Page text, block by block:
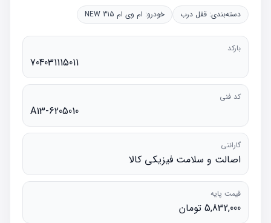
دسته‌بندی: قفل درب خودرو: ام وی ام 315 NEW
بارکد
704031115011
کد فنی
A13-6205010
گارانتی
اصالت و سلامت فیزیکی کالا
قیمت پایه
5,832,000 تومان